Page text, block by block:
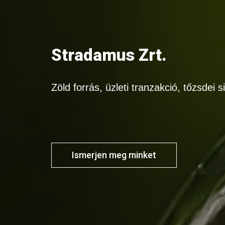
Stradamus Zrt.
Zöld forrás, üzleti tranzakció, tőzsdei
Ismerjen meg minket